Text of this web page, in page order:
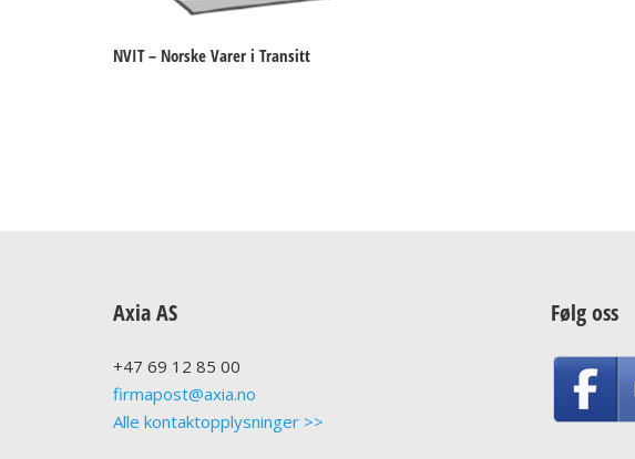
NVIT – Norske Varer i Transitt
Axia AS
+47 69 12 85 00
firmapost@axia.no
Alle kontaktopplysninger >>
Følg oss